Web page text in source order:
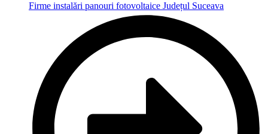
Firme instalări panouri fotovoltaice Județul Suceava